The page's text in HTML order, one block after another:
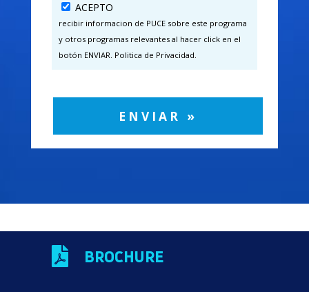
ACEPTO
recibir informacion de PUCE sobre este programa
y otros programas relevantes al hacer click en el
botón ENVIAR. Politica de Privacidad.
ENVIAR »
 BROCHURE